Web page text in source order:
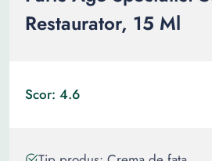
Restaurator, 15 Ml
Scor: 4.6